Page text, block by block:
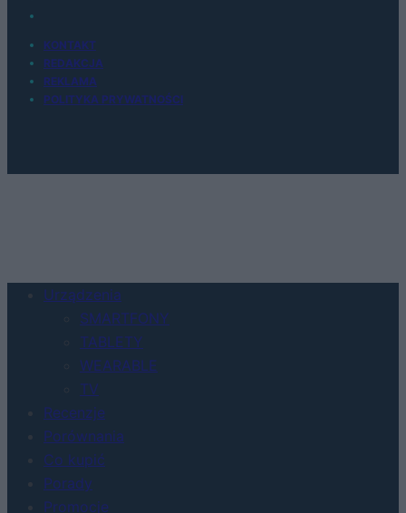
KONTAKT
REDAKCJA
REKLAMA
POLITYKA PRYWATNOŚCI
Urządzenia
SMARTFONY
TABLETY
WEARABLE
TV
Recenzje
Porównania
Co kupić
Porady
Promocje